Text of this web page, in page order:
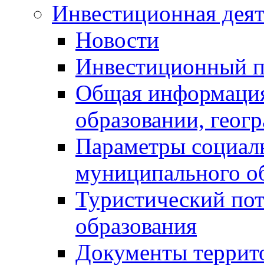
Инвестиционная
Новости
Инвестиционный
Общая
образовании,
Параметры
муниципального
Туристический
образования
Документы